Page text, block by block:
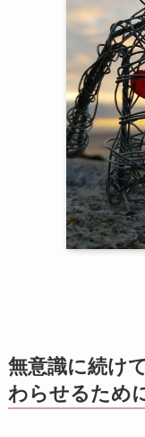
無意識に続け
わらせるため